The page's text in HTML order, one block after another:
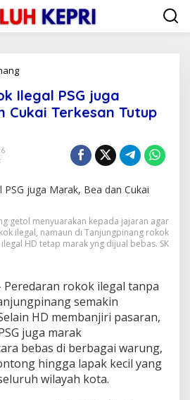
l
a
i
R
o
o
k
I
g
a
l
P
S
G
j
u
g
Ilegal PSG juga
Cukai Terkesan Tutup
getol menyuarakan kepada jajaran agar
ilegal, namaun di Tanjungpinang rokok
ilegal HD tetap marak yng dijual bebas. SK
Peredaran rokok ilegal tanpa
semakin
HD membanjiri pasaran,
juga marak
bebas di berbagai warung,
hingga lapak kecil yang
wilayah kota.